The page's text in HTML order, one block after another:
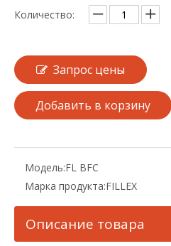
Количество:
Запрос цены
Добавить в корзину
Модель:FL BFC
Марка продукта:FILLEX
Описание товара